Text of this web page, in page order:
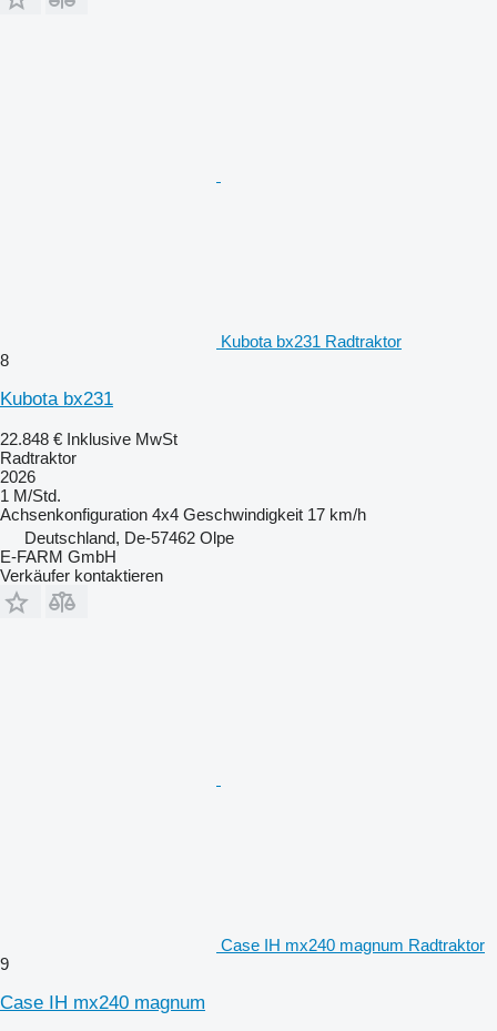
Kubota bx231 Radtraktor
8
Kubota bx231
22.848 € Inklusive MwSt
Radtraktor
2026
1 M/Std.
Achsenkonfiguration 4x4 Geschwindigkeit 17 km/h
Deutschland, De-57462 Olpe
E-FARM GmbH
Verkäufer kontaktieren
Case IH mx240 magnum Radtraktor
9
Case IH mx240 magnum